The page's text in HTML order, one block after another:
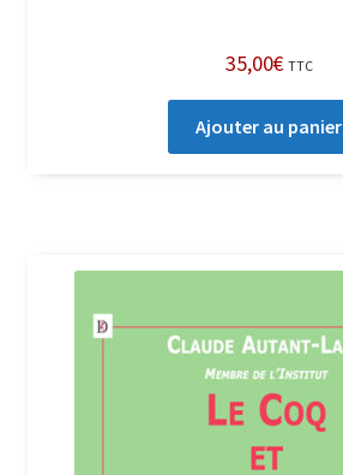
35,00€ TTC
Ajouter au panier